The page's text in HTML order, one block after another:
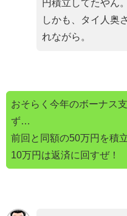
円積立してたやん。
しかも、タイ人奥
れながら。
おそらく今年のボーナス
ず…
前回と同額の50万円を積
10万円は返済に回すぜ！